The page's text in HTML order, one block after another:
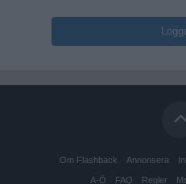
Om Flashback Annonsera
A-Ö FAQ Regler